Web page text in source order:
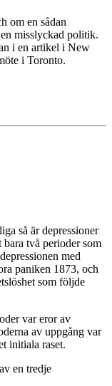
om en sådan
misslyckad politik.
i en artikel i New
i Toronto.
så är depressioner
två perioder som
med
paniken 1873, och
som följde
var eror av
av uppgång var
initiala raset.
en tredje